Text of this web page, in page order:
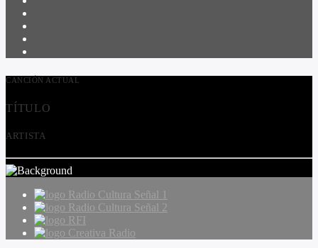
CANCIÓN ACTUAL
TÍTULO
ARTISTA
Radio Cultura Señal 1
Radio Cultura Señal 2
RFI
Creativa Radio